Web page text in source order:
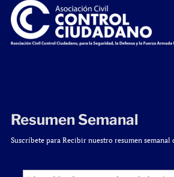
Resumen Semanal
Suscríbete para Recibir nuestro resumen semanal